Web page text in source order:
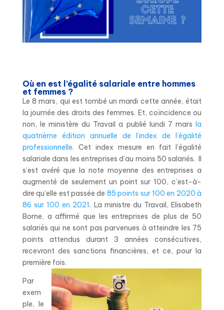
Où en est l’égalité salariale entre hommes
et femmes ?
Le 8 mars, qui est tombé un mardi cette année, était
la journée des droits des femmes. Et, coïncidence ou
non, le ministère du Travail a publié lundi 7 mars la
quatrième édition annuelle de l’index de l’égalité
professionnelle. Cet index mesure en fait l’égalité
salariale dans les entreprises d’au moins 50 salariés. Il
s’est avéré que la note moyenne des entreprises a
augmenté de seulement un point sur 100, c’est-à-
dire qu’elle est passée de 85 points sur 100 en 2020 à
86 sur 100 en 2021. La ministre du Travail, Elisabeth
Borne, a affirmé que les entreprises de plus de 50
salariés qui ne sont pas parvenues à atteindre les 75
points attendus durant 3 années consécutives,
recevront des sanctions financières, et ce, pour la
première fois.
Par
exem
ple, le